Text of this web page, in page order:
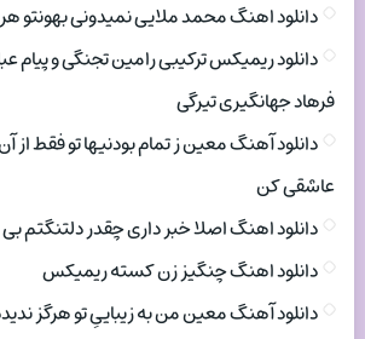
دانلود اهنگ محمد ملایی نمیدونی بهونتو
دانلود ریمیکس ترکیبی رامین تجنگی و
فرهاد جهانگیری تیرگی
دانلود آهنگ معین ز تمام بودنیها تو فقط از
عاشقی کن
دانلود اهنگ اصلا خبر داری چقدر
دانلود اهنگ چنگیز زن کسته ریمیکس
دانلود آهنگ معین من به زیباییِ تو هرگز